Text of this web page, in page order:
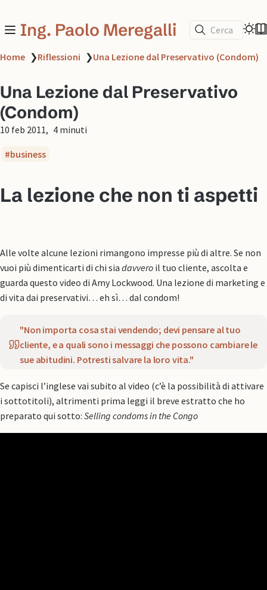
Ing. Paolo Meregalli Cerca
Home ❯Riflessioni ❯Una Lezione dal Preservativo (Condom)
Una Lezione dal Preservativo
(Condom)
10 feb 2011 4 minuti
business
La lezione che non ti aspetti
Alle volte alcune lezioni rimangono impresse più di altre. Se non
vuoi più dimenticarti di chi sia davvero il tuo cliente, ascolta e
guarda questo video di Amy Lockwood. Una lezione di marketing e
di vita dai preservativi… eh sì… dal condom!
"Non importa cosa stai vendendo; devi pensare al tuo
cliente, e a quali sono i messaggi che possono cambiare le
sue abitudini. Potresti salvare la loro vita."
Se capisci l’inglese vai subito al video (c’è la possibilità di attivare
i sottotitoli), altrimenti prima leggi il breve estratto che ho
preparato qui sotto: Selling condoms in the Congo